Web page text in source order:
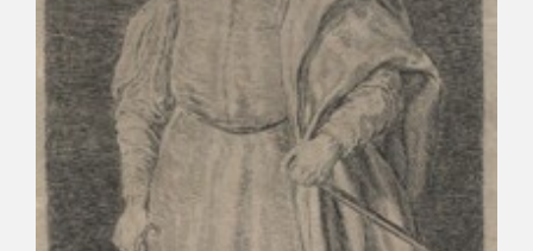
CONTACTO
PROGRAMACIÓN
EXPOSICIONES
ACTIVIDADES